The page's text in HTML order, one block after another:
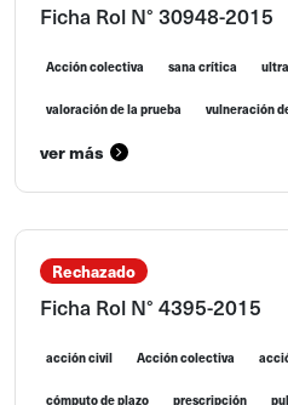
Ficha Rol N° 30948-2015
Acción colectiva sana crítica
valoración de la prueba vulneración
ver más
Rechazado
Ficha Rol N° 4395-2015
acción civil Acción colectiva
cómputo de plazo prescripción